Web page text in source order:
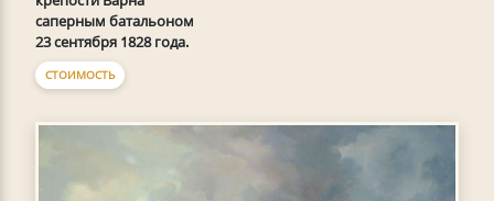
саперным батальоном
23 сентября 1828 года.
СТОИМОСТЬ